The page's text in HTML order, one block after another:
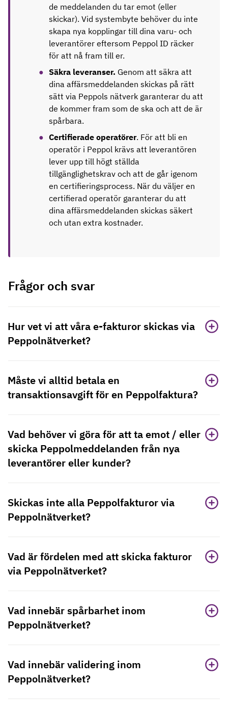
de meddelanden du tar emot (eller
skickar). Vid systembyte behöver du inte
skapa nya kopplingar till dina varu- och
leverantörer eftersom Peppol ID räcker
för att nå fram till er.
Säkra leveranser. Genom att säkra att
dina affärsmeddelanden skickas på rätt
sätt via Peppols nätverk garanterar du att
de kommer fram som de ska och att de är
spårbara.
Certifierade operatörer. För att bli en
operatör i Peppol krävs att leverantören
lever upp till högt ställda
tillgänglighetskrav och att de går igenom
en certifieringsprocess. När du väljer en
certifierad operatör garanterar du att
dina affärsmeddelanden skickas säkert
och utan extra kostnader.
Frågor och svar
Hur vet vi att våra e-fakturor skickas via
Peppolnätverket?
Måste vi alltid betala en
transaktionsavgift för en Peppolfaktura?
Vad behöver vi göra för att ta emot / eller
skicka Peppolmeddelanden från nya
leverantörer eller kunder?
Skickas inte alla Peppolfakturor via
Peppolnätverket?
Vad är fördelen med att skicka fakturor
via Peppolnätverket?
Vad innebär spårbarhet inom
Peppolnätverket?
Vad innebär validering inom
Peppolnätverket?